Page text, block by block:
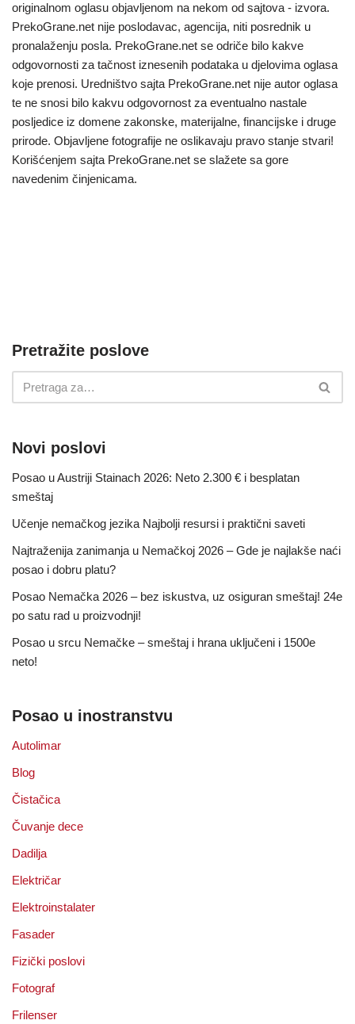
originalnom oglasu objavljenom na nekom od sajtova - izvora.
PrekoGrane.net nije poslodavac, agencija, niti posrednik u
pronalaženju posla. PrekoGrane.net se odriče bilo kakve
odgovornosti za tačnost iznesenih podataka u djelovima oglasa
koje prenosi. Uredništvo sajta PrekoGrane.net nije autor oglasa
te ne snosi bilo kakvu odgovornost za eventualno nastale
posljedice iz domene zakonske, materijalne, financijske i druge
prirode. Objavljene fotografije ne oslikavaju pravo stanje stvari!
Korišćenjem sajta PrekoGrane.net se slažete sa gore
navedenim činjenicama.
Pretražite poslove
Novi poslovi
Posao u Austriji Stainach 2026: Neto 2.300 € i besplatan
smeštaj
Učenje nemačkog jezika Najbolji resursi i praktični saveti
Najtraženija zanimanja u Nemačkoj 2026 – Gde je najlakše naći
posao i dobru platu?
Posao Nemačka 2026 – bez iskustva, uz osiguran smeštaj! 24e
po satu rad u proizvodnji!
Posao u srcu Nemačke – smeštaj i hrana uključeni i 1500e
neto!
Posao u inostranstvu
Autolimar
Blog
Čistačica
Čuvanje dece
Dadilja
Električar
Elektroinstalater
Fasader
Fizički poslovi
Fotograf
Frilenser